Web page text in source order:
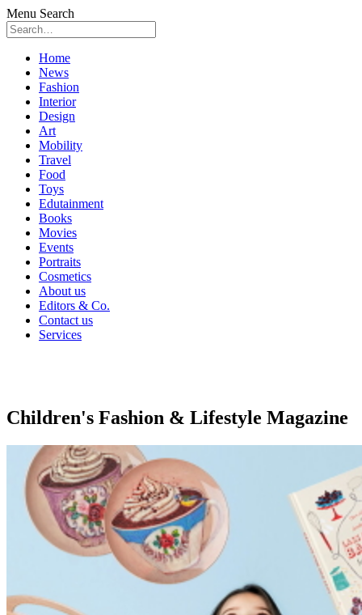
Menu Search
Skip
content
Home
News
Fashion
Interior
Design
Art
Mobility
Travel
Food
Toys
Edutainment
Books
Movies
Events
Portraits
Cosmetics
About us
Editors & Co.
Contact us
Services
Children's Fashion & Lifestyle Magazine